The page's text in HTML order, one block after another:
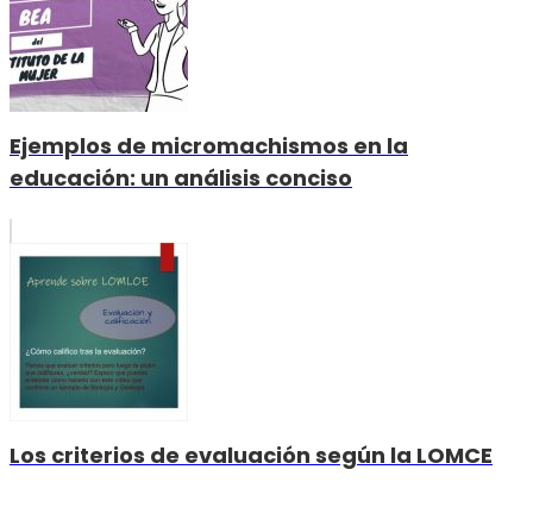
Ejemplos de micromachismos en la
educación: un análisis conciso
Los criterios de evaluación según la LOMCE